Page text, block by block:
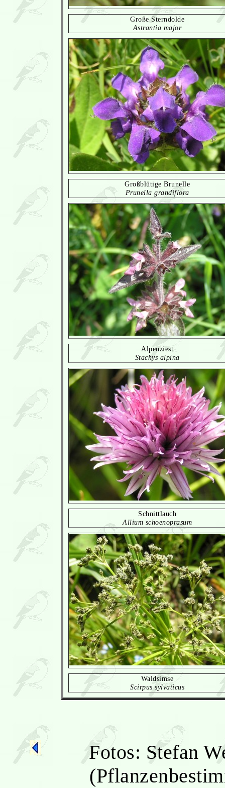
Große Sterndolde
Astrantia major
Großblütige Brunelle
Prunella grandiflora
Alpenziest
Stachys alpina
Schnittlauch
Allium schoenoprasum
Waldsimse
Scirpus sylvaticus
Fotos: Stefan